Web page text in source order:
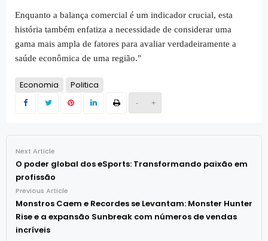
- +
Enquanto a balança comercial é um indicador crucial, esta
história também enfatiza a necessidade de considerar uma
gama mais ampla de fatores para avaliar verdadeiramente a
saúde econômica de uma região."
Economia Politica
Next Article
O poder global dos eSports: Transformando paixão em
profissão
Previous Article
Monstros Caem e Recordes se Levantam: Monster Hunter
Rise e a expansão Sunbreak com números de vendas
incríveis